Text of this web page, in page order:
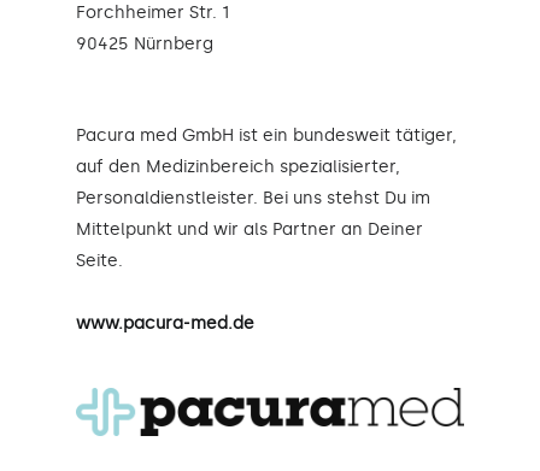
Forchheimer Str. 1
90425 Nürnberg
Pacura med GmbH ist ein bundesweit tätiger,
auf den Medizinbereich spezialisierter,
Personaldienstleister. Bei uns stehst Du im
Mittelpunkt und wir als Partner an Deiner
Seite.
www.pacura-med.de